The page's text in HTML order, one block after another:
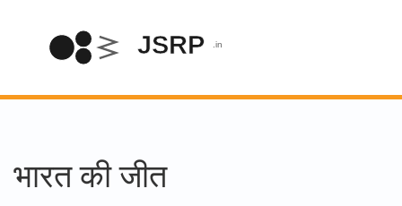
भारत की जीत